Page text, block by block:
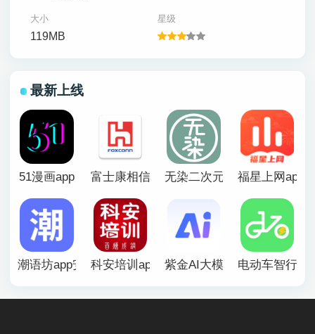
大小
119MB
星级
最新上线
51漫画app 富士康相信app官方版无染二次元漫画app福星上网app
潮语坊app安卓官方版
科安培训app 紫金AI大模型app电动车智行